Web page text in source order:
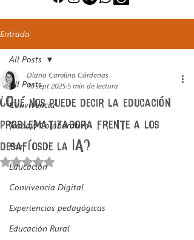
Entrada
All Posts
Convivencia
Trabajo Colaborativo
Paz
Educación
Convivencia Digital
Experiencias pedagógicas
Educación Rural
All Posts
¿Qué nos puede decir la educación
problematizadora frente a los
desafíosde la IA?
Diana Carolina Cárdenas
10 sept 2025 5 min de lectura
Obtuvo NaN de 5 estrellas.